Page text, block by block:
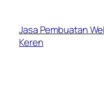
konten
Jasa Pembuatan
Keren